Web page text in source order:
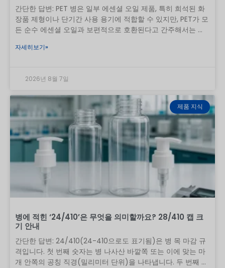
간단한 답변: PET 병은 일부 에센셜 오일 제품, 특히 희석된 화
장품 제형이나 단기간 사용 용기에 적합할 수 있지만, PET가 모
든 순수 에센셜 오일과 보편적으로 호환된다고 간주해서는 안
성이 뛰어난 호박색 유리병이 여전히 가장 안전한 첫 번째 선택
패키지에서 실제 오일이나 완제 포뮬러를 테스트해야 합니다.
실용적인 원칙은 “PET”는 수지를 나타낼 뿐, 최종 호환성 결과
를 의미하지는 않는다는 것입니다. 오일의 종류, 농도, 접촉 시
간, 온도, 병에 가해지는 응력, 마개 재질, 제조 품질 등에 따라
결과는 달라질 수 있습니다. 에센셜 오일은
자세히보기»
2026년 8월 7일
제품 지식
병에 적힌 ‘24/410’은 무엇을 의미할까요? 28/410 캡 크
기 안내
간단한 답변: 24/410(24-410으로도 표기됨)은 병 목 마감 규
격입니다. 첫 번째 숫자는 병 나사산 바깥쪽 또는 이에 맞는 마
개 안쪽의 공칭 직경(밀리미터 단위)을 나타냅니다. 두 번째 숫